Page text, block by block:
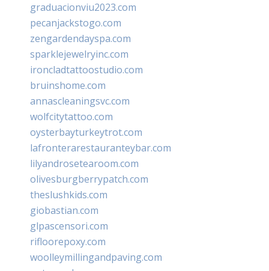
graduacionviu2023.com
pecanjackstogo.com
zengardendayspa.com
sparklejewelryinc.com
ironcladtattoostudio.com
bruinshome.com
annascleaningsvc.com
wolfcitytattoo.com
oysterbayturkeytrot.com
lafronterarestauranteybar.com
lilyandrosetearoom.com
olivesburgberrypatch.com
theslushkids.com
giobastian.com
glpascensori.com
rifloorepoxy.com
woolleymillingandpaving.com